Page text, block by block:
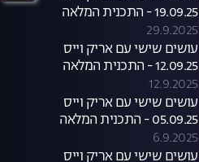
19.09.25 - התכנית המלאה
29.9.2025
עושים שישי עם אריק וייס
12.09.25 - התכנית המלאה
12.9.2025
עושים שישי עם אריק וייס
05.09.25 - התכנית המלאה
6.9.2025
עושים שישי עם אריק וייס